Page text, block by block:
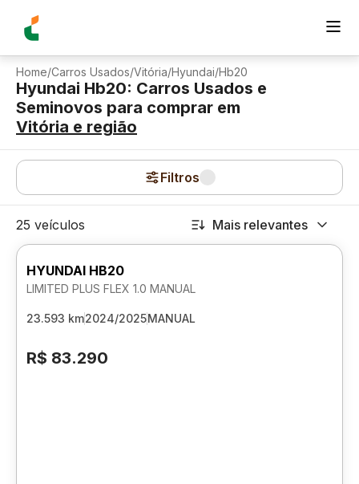
Home/Carros Usados/Vitória/Hyundai/Hb20
Hyundai Hb20: Carros Usados e
Seminovos para comprar em
Vitória e região
Filtros
25 veículos Mais relevantes
HYUNDAI HB20
LIMITED PLUS FLEX 1.0 MANUAL
23.593 km2024/2025MANUAL
R$ 83.290